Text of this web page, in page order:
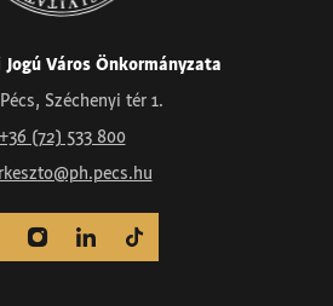
Jogú Város Önkormányzata
Széchenyi tér 1.
+36 (72) 533 800